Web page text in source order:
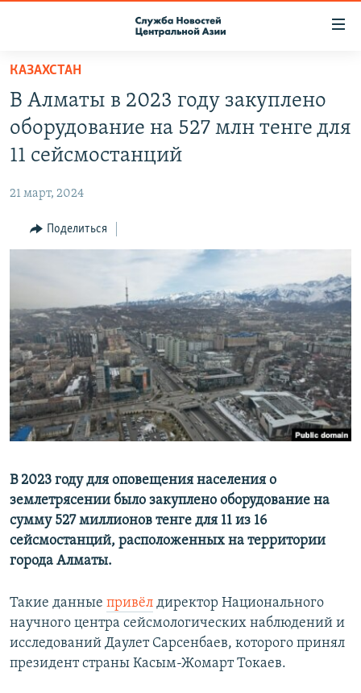
Вернуться
основному
содержанию
Вернутся
главной
навигации
Вернутся
ПОДПИСКА
КОНТАКТЫ
НАСТОЯЩЕЕ ВРЕМЯ
МИГРАНТ МЕДИА
КАЗАХСТАН
В Алматы в 2023 году закуплено
оборудование на 527 млн тенге для
11 сейсмостанций
21 март, 2024
Поделиться
В 2023 году для оповещения населения о
землетрясении было закуплено оборудование на
сумму 527 миллионов тенге для 11 из 16
сейсмостанций, расположенных на территории
города Алматы.
Такие данные привёл директор Национального
научного центра сейсмологических наблюдений и
исследований Даулет Сарсенбаев, которого принял
президент страны Касым-Жомарт Токаев.